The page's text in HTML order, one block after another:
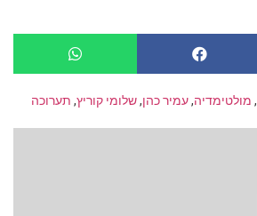
, מולטימדיה,עמיר כהן,שלומי קוריץ, תערוכה